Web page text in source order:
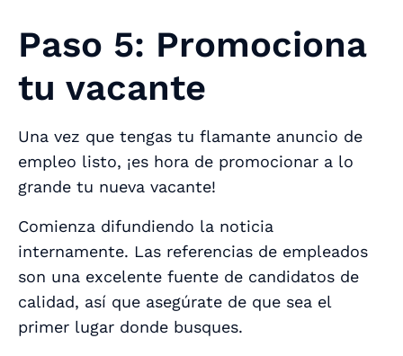
Paso 5: Promociona
tu vacante
Una vez que tengas tu flamante anuncio de
empleo listo, ¡es hora de promocionar a lo
grande tu nueva vacante!
Comienza difundiendo la noticia
internamente. Las referencias de empleados
son una excelente fuente de candidatos de
calidad, así que asegúrate de que sea el
primer lugar donde busques.